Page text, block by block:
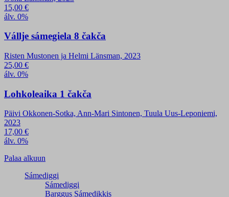
15,00 €
álv. 0%
Vállje sámegiela 8 čakča
Risten Mustonen ja Helmi Länsman, 2023
25,00 €
álv. 0%
Lohkoleaika 1 čakča
Päivi Okkonen-Sotka, Ann-Mari Sintonen, Tuula Uus-Leponiemi,
2023
17,00 €
álv. 0%
Palaa alkuun
Sámediggi
Sámediggi
Barggus Sámedikkis